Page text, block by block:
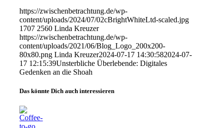
https://zwischenbetrachtung.de/wp-
content/uploads/2024/07/02cBrightWhiteLtd-scaled.jpg
1707 2560 Linda Kreuzer
https://zwischenbetrachtung.de/wp-
content/uploads/2021/06/Blog_Logo_200x200-
80x80.png Linda Kreuzer2024-07-17 14:30:582024-07-
17 12:15:39Unsterbliche Überlebende: Digitales
Gedenken an die Shoah
Das könnte Dich auch interessieren